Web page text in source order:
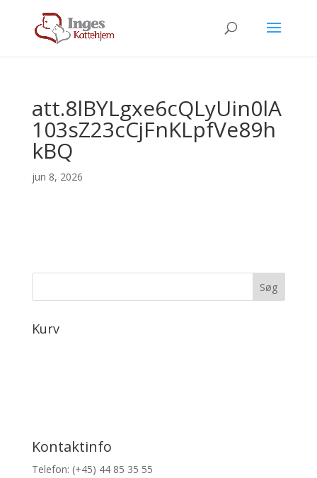
att.8lBYLgxe6cQLyUin0lA
103sZ23cCjFnKLpfVe89h
kBQ
jun 8, 2026
Kurv
Kontaktinfo
Telefon: (+45) 44 85 35 55